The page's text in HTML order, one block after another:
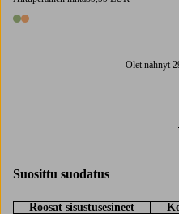
2 värejä
Olet nähnyt
Suosittu suodatus
Roosat sisustusesineet